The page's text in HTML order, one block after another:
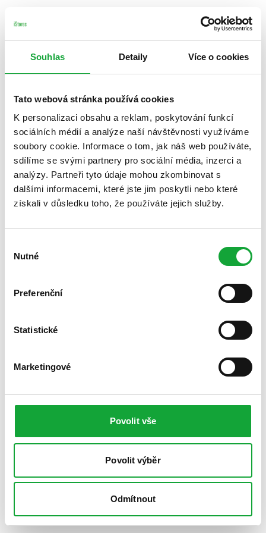
Souhlas Detaily Více o cookies
Tato webová stránka používá cookies
K personalizaci obsahu a reklam, poskytování funkcí
sociálních médií a analýze naší návštěvnosti využíváme
soubory cookie. Informace o tom, jak náš web používáte,
sdílíme se svými partnery pro sociální média, inzerci a
analýzy. Partneři tyto údaje mohou zkombinovat s
dalšími informacemi, které jste jim poskytli nebo které
získali v důsledku toho, že používáte jejich služby.
souhlasu
Nutné
Preferenční
Statistické
Marketingové
Povolit vše
Povolit výběr
Odmítnout